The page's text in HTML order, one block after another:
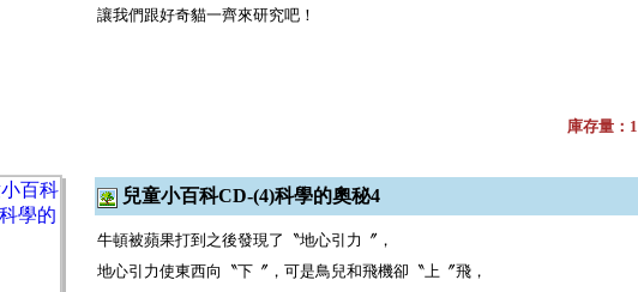
讓我們跟好奇貓一齊來研究吧！
庫存量：1
兒童小百科CD-(4)科學的奧秘4
牛頓被蘋果打到之後發現了〝地心引力〞，
地心引力使東西向〝下〞，可是鳥兒和飛機卻〝上〞飛，